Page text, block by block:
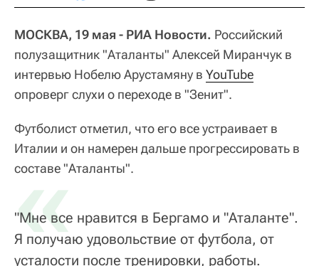
МОСКВА, 19 мая - РИА Новости. Российский
полузащитник "Аталанты" Алексей Миранчук в
интервью Нобелю Арустамяну в YouTube
опроверг слухи о переходе в "Зенит".
Футболист отметил, что его все устраивает в
Италии и он намерен дальше прогрессировать в
составе "Аталанты".
«
"Мне все нравится в Бергамо и "Аталанте".
Я получаю удовольствие от футбола, от
усталости после тренировки, работы.